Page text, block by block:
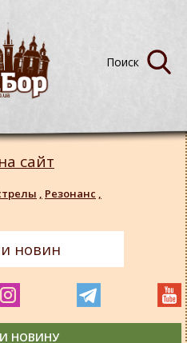
сайт
, Резонанс ,
новин
НОВИНУ